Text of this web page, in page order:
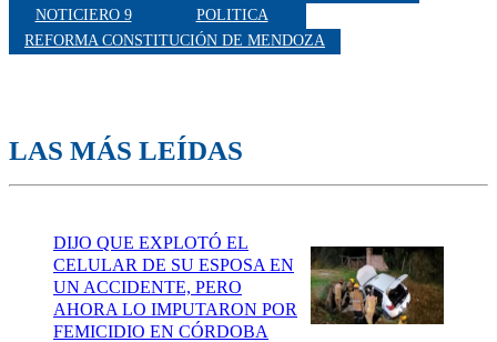
NOTICIERO 9
POLITICA
REFORMA CONSTITUCIÓN DE MENDOZA
LAS MÁS LEÍDAS
DIJO QUE EXPLOTÓ EL
CELULAR DE SU ESPOSA EN
UN ACCIDENTE, PERO
AHORA LO IMPUTARON POR
FEMICIDIO EN CÓRDOBA